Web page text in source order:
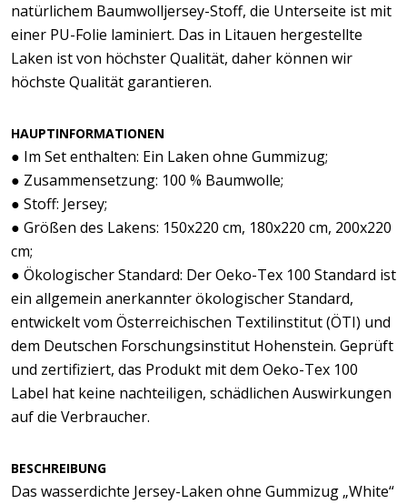
natürlichem Baumwolljersey-Stoff, die Unterseite ist mit
einer PU-Folie laminiert. Das in Litauen hergestellte
Laken ist von höchster Qualität, daher können wir
höchste Qualität garantieren.
HAUPTINFORMATIONEN
● Im Set enthalten: Ein Laken ohne Gummizug;
● Zusammensetzung: 100 % Baumwolle;
● Stoff: Jersey;
● Größen des Lakens: 150x220 cm, 180x220 cm, 200x220
cm;
● Ökologischer Standard: Der Oeko-Tex 100 Standard ist
ein allgemein anerkannter ökologischer Standard,
entwickelt vom Österreichischen Textilinstitut (ÖTI) und
dem Deutschen Forschungsinstitut Hohenstein. Geprüft
und zertifiziert, das Produkt mit dem Oeko-Tex 100
Label hat keine nachteiligen, schädlichen Auswirkungen
auf die Verbraucher.
BESCHREIBUNG
Das wasserdichte Jersey-Laken ohne Gummizug „White“